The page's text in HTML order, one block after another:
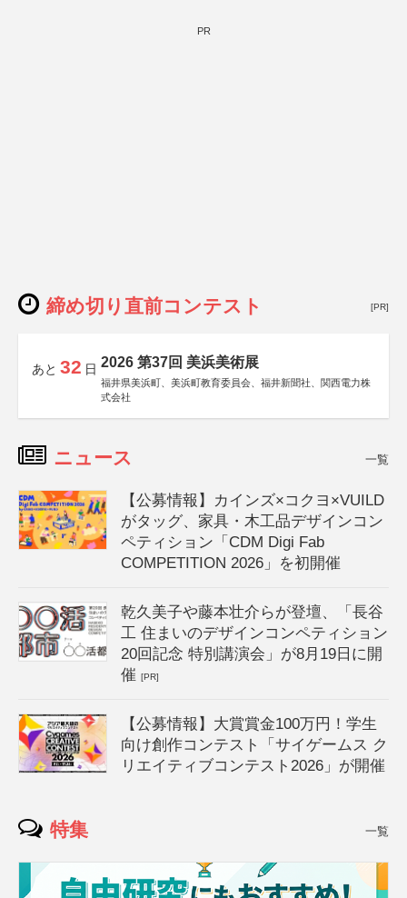
PR
締め切り直前コンテスト [PR]
あと 32 日 2026 第37回 美浜美術展
福井県美浜町、美浜町教育委員会、福井新聞社、関西電力株
式会社
ニュース 一覧
【公募情報】カインズ×コクヨ×VUILD
がタッグ、家具・木工品デザインコン
ペティション「CDM Digi Fab
COMPETITION 2026」を初開催
乾久美子や藤本壮介らが登壇、「長谷
工 住まいのデザインコンペティション
20回記念 特別講演会」が8月19日に開
催[PR]
【公募情報】大賞賞金100万円！学生
向け創作コンテスト「サイゲームス ク
リエイティブコンテスト2026」が開催
特集 一覧